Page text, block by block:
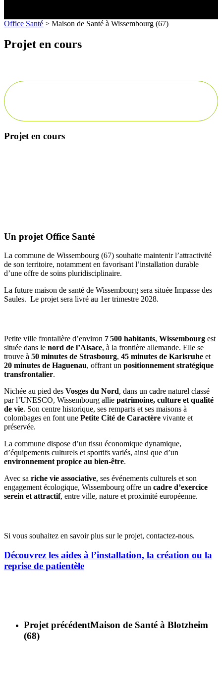
Office Santé > Maison de Santé à Wissembourg (67)
Projet en cours
Projet en cours
Un projet Office Santé
La commune de Wissembourg (67) souhaite maintenir l’attractivité
de son territoire, notamment en favorisant l’installation durable
d’une offre de soins pluridisciplinaire.
La future maison de santé de Wissembourg sera située Impasse des
Saules. Le projet sera livré au 1er trimestre 2028.
Petite ville frontalière d’environ 7 500 habitants, Wissembourg est
située dans le nord de l’Alsace, à la frontière allemande. Elle se
trouve à 50 minutes de Strasbourg, 45 minutes de Karlsruhe et
20 minutes de Haguenau, offrant un positionnement stratégique
transfrontalier.
Nichée au pied des Vosges du Nord, dans un cadre naturel classé
par l’UNESCO, Wissembourg allie patrimoine, culture et qualité
de vie. Son centre historique, ses remparts et ses maisons à
colombages en font une Petite Cité de Caractère vivante et
préservée.
La commune dispose d’un tissu économique dynamique,
d’équipements culturels et sportifs variés, ainsi que d’un
environnement propice au bien-être.
Avec sa riche vie associative, ses événements culturels et son
engagement écologique, Wissembourg offre un cadre d’exercice
serein et attractif, entre ville, nature et proximité européenne.
Si vous souhaitez en savoir plus sur le projet, contactez-nous.
Découvrez les aides à l’installation, la création ou la
reprise de patientèle
Projet précédentMaison de Santé à Blotzheim
(68)